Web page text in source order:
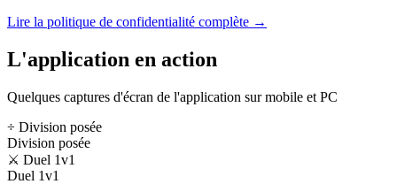
Lire la politique de confidentialité complète →
L'application en action
Quelques captures d'écran de l'application sur mobile et PC
÷ Division posée
Division posée
⚔️ Duel 1v1
Duel 1v1